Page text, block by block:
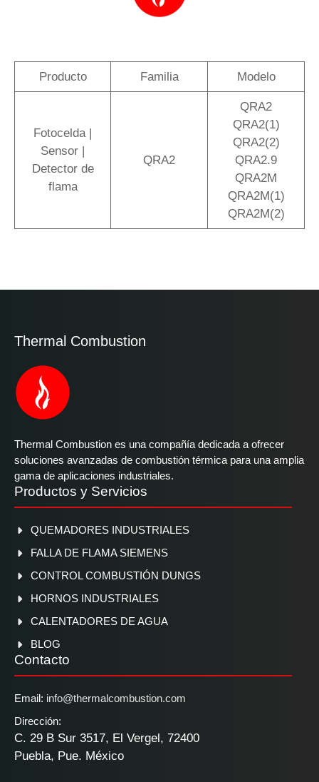
Producto Familia Modelo
Fotocelda |
Sensor |
Detector de
flama
QRA2
QRA2
QRA2(1)
QRA2(2)
QRA2.9
QRA2M
QRA2M(1)
QRA2M(2)
Thermal Combustion
Thermal Combustion es una compañía dedicada a ofrecer
soluciones avanzadas de combustión térmica para una amplia
gama de aplicaciones industriales.
Productos y Servicios
QUEMADORES INDUSTRIALES
FALLA DE FLAMA SIEMENS
CONTROL COMBUSTIÓN DUNGS
HORNOS INDUSTRIALES
CALENTADORES DE AGUA
BLOG
Contacto
Email: info@thermalcombustion.com
Dirección:
C. 29 B Sur 3517, El Vergel, 72400
Puebla, Pue. México